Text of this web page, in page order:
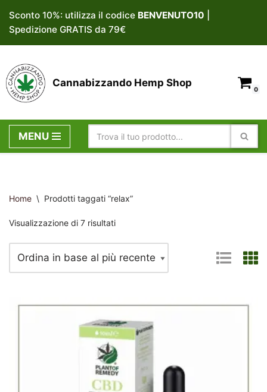
Vai
al
contenuto
Sconto 10%: utilizza il codice BENVENUTO10
Spedizione GRATIS da 79€
Cannabizzando Hemp Shop
0
MENU
Home \ Prodotti taggati “relax”
Visualizzazione di 7 risultati